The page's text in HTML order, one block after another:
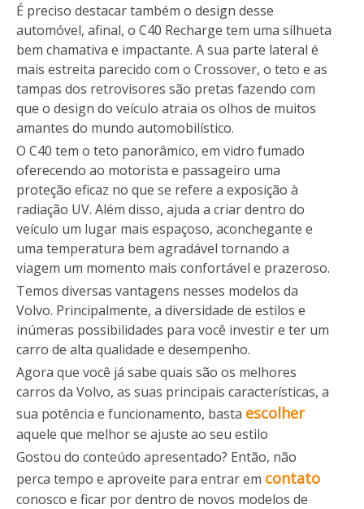
É preciso destacar também o design desse
automóvel, afinal, o C40 Recharge tem uma silhueta
bem chamativa e impactante. A sua parte lateral é
mais estreita parecido com o Crossover, o teto e as
tampas dos retrovisores são pretas fazendo com
que o design do veículo atraia os olhos de muitos
amantes do mundo automobilístico.
O C40 tem o teto panorâmico, em vidro fumado
oferecendo ao motorista e passageiro uma
proteção eficaz no que se refere a exposição à
radiação UV. Além disso, ajuda a criar dentro do
veículo um lugar mais espaçoso, aconchegante e
uma temperatura bem agradável tornando a
viagem um momento mais confortável e prazeroso.
Temos diversas vantagens nesses modelos da
Volvo. Principalmente, a diversidade de estilos e
inúmeras possibilidades para você investir e ter um
carro de alta qualidade e desempenho.
Agora que você já sabe quais são os melhores
carros da Volvo, as suas principais características, a
sua potência e funcionamento, basta escolher
aquele que melhor se ajuste ao seu estilo
Gostou do conteúdo apresentado? Então, não
perca tempo e aproveite para entrar em contato
conosco e ficar por dentro de novos modelos de